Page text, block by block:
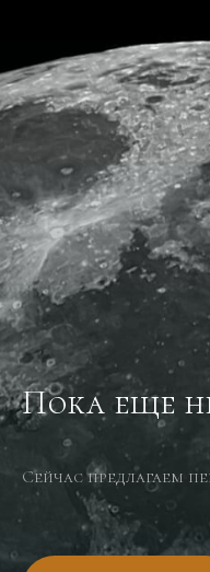
Пока еще
Сейчас предлагаем